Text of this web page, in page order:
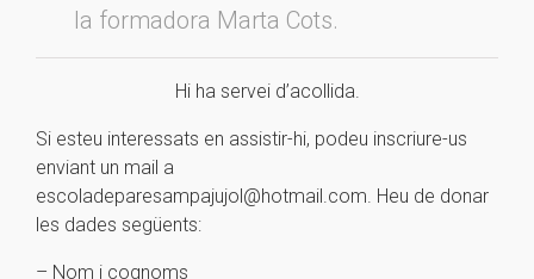
la formadora Marta Cots.
Hi ha servei d’acollida.
Si esteu interessats en assistir-hi, podeu inscriure-us
enviant un mail a
escoladeparesampajujol@hotmail.com. Heu de donar
les dades següents:
– Nom i cognoms